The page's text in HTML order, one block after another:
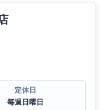
定休日
毎週日曜日